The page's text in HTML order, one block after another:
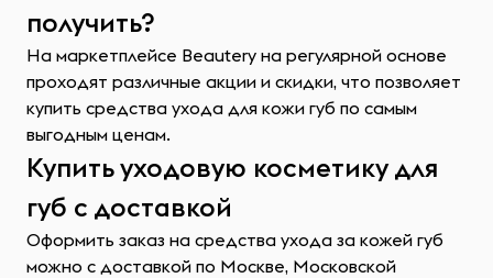
получить?
На маркетплейсе Beautery на регулярной основе
проходят различные акции и скидки, что позволяет
купить средства ухода для кожи губ по самым
выгодным ценам.
Купить уходовую косметику для
губ с доставкой
Оформить заказ на средства ухода за кожей губ
можно с доставкой по Москве, Московской